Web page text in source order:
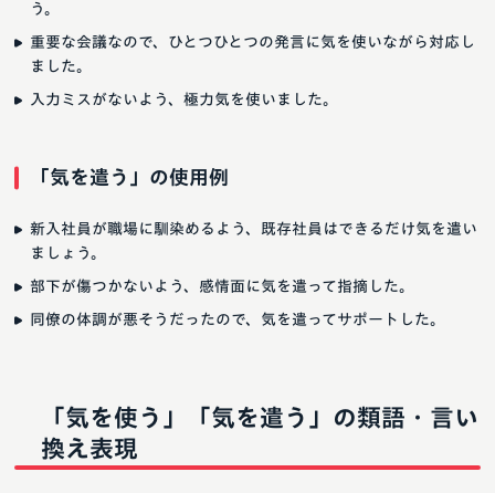
う。
重要な会議なので、ひとつひとつの発言に気を使いながら対応し
ました。
入力ミスがないよう、極力気を使いました。
「気を遣う」の使用例
新入社員が職場に馴染めるよう、既存社員はできるだけ気を遣い
ましょう。
部下が傷つかないよう、感情面に気を遣って指摘した。
同僚の体調が悪そうだったので、気を遣ってサポートした。
「気を使う」「気を遣う」の類語・言い
換え表現